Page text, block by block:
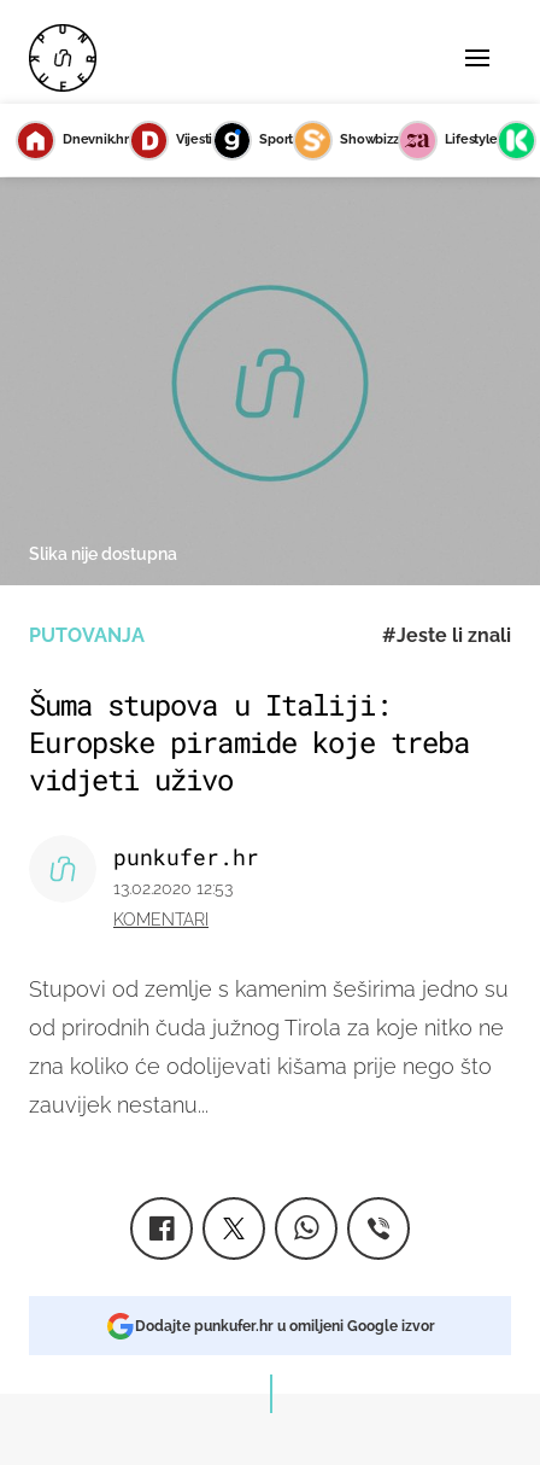
Dnevnik.hr Vijesti Sport Showbizz Lifestyle
PUTOVANJA #Jeste li znali
Šuma stupova u Italiji:
Europske piramide koje treba
vidjeti uživo
Stupovi od zemlje s kamenim šeširima jedno su
od prirodnih čuda južnog Tirola za koje nitko ne
zna koliko će odolijevati kišama prije nego što
zauvijek nestanu...
punkufer.hr
13.02.2020 12:53
KOMENTARI
Slika nije dostupna
Dodajte punkufer.hr u omiljeni Google izvor